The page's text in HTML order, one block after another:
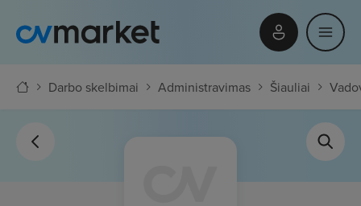
Darbo skelbimai Administravimas Šiauliai